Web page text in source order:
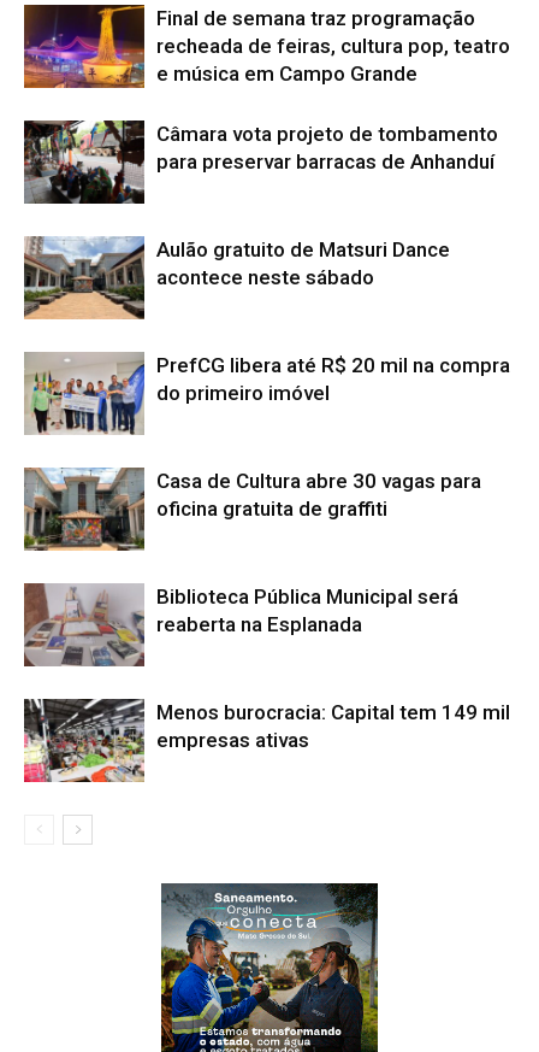
Final de semana traz programação
recheada de feiras, cultura pop, teatro
e música em Campo Grande
Câmara vota projeto de tombamento
para preservar barracas de Anhanduí
Aulão gratuito de Matsuri Dance
acontece neste sábado
PrefCG libera até R$ 20 mil na compra
do primeiro imóvel
Casa de Cultura abre 30 vagas para
oficina gratuita de graffiti
Biblioteca Pública Municipal será
reaberta na Esplanada
Menos burocracia: Capital tem 149 mil
empresas ativas